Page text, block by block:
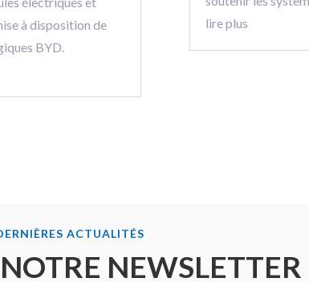
à disposition de
BYD.
lire plus
ACTUALITÉS
NEWSLETTER